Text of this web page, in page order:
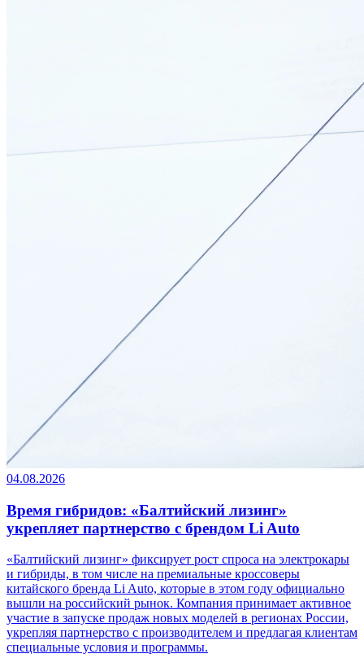
04.08.2026
Время гибридов: «Балтийский лизинг»
укрепляет партнерство с брендом Li Auto
«Балтийский лизинг» фиксирует рост спроса на электрокары
и гибриды, в том числе на премиальные кроссоверы
китайского бренда Li Auto, которые в этом году официально
вышли на российский рынок. Компания принимает активное
участие в запуске продаж новых моделей в регионах России,
укрепляя партнерство с производителем и предлагая клиентам
специальные условия и программы.